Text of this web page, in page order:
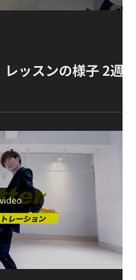
ッスンの様子 2週